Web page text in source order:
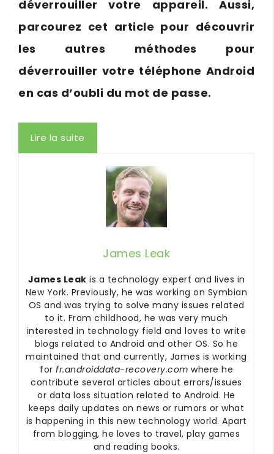
déverrouiller votre appareil. Aussi,
parcourez cet article pour découvrir
les autres méthodes pour
déverrouiller votre téléphone Android
en cas d’oubli du mot de passe.
Lire la suite
James Leak
James Leak is a technology expert and lives in
New York. Previously, he was working on Symbian
OS and was trying to solve many issues related
to it. From childhood, he was very much
interested in technology field and loves to write
blogs related to Android and other OS. So he
maintained that and currently, James is working
for fr.androiddata-recovery.com where he
contribute several articles about errors/issues
or data loss situation related to Android. He
keeps daily updates on news or rumors or what
is happening in this new technology world. Apart
from blogging, he loves to travel, play games
and reading books.